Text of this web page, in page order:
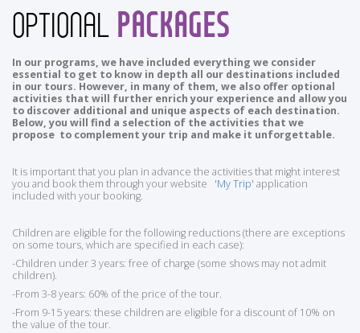
OPTIONAL PACKAGES
In our programs, we have included everything we consider
essential to get to know in depth all our destinations included
in our tours. However, in many of them, we also offer optional
activities that will further enrich your experience and allow you
to discover additional and unique aspects of each destination.
Below, you will find a selection of the activities that we
propose to complement your trip and make it unforgettable.
It is important that you plan in advance the activities that might interest
you and book them through your website 'My Trip' application
included with your booking.
Children are eligible for the following reductions (there are exceptions
on some tours, which are specified in each case):
-Children under 3 years: free of charge (some shows may not admit
children).
-From 3-8 years: 60% of the price of the tour.
-From 9-15 years: these children are eligible for a discount of 10% on
the value of the tour.